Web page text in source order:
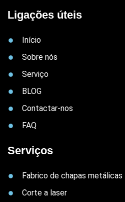
Ligações úteis
Início
Sobre nós
Serviço
BLOG
Contactar-nos
FAQ
Serviços
Fabrico de chapas metálicas
Corte a laser